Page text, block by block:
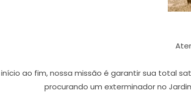
início ao fim, nossa missão é garantir sua total
procurando um exterminador no